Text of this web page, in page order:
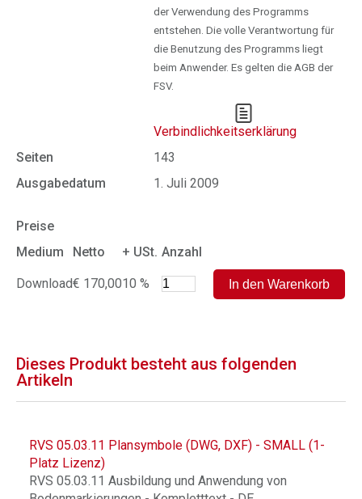
der Verwendung des Programms
entstehen. Die volle Verantwortung für
die Benutzung des Programms liegt
beim Anwender. Es gelten die AGB der
FSV.
Verbindlichkeitserklärung
Seiten
143
Ausgabedatum
1. Juli 2009
Preise
Medium
Netto + USt. Anzahl
Download€ 170,0010 %
Dieses Produkt besteht aus folgenden
Artikeln
RVS 05.03.11 Plansymbole (DWG, DXF) - SMALL (1-
Platz Lizenz)
RVS 05.03.11 Ausbildung und Anwendung von